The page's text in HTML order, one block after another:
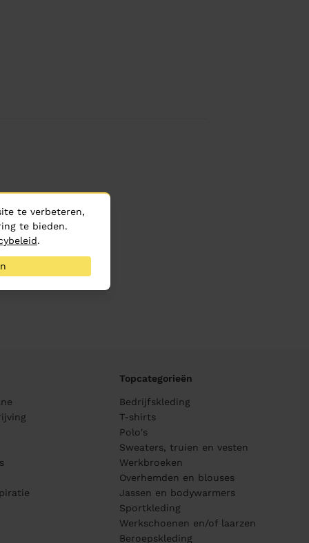
Topcategorieën
Bedrijfskleding
T-shirts
Polo's
Sweaters, truien en vesten
Werkbroeken
Overhemden en blouses
Jassen en bodywarmers
Sportkleding
Werkschoenen en/of laarzen
Beroepskleding
te verbeteren,
te bieden.
.